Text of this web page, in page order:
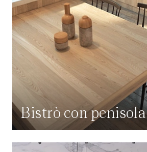
Bistrò con penisola